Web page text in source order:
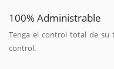
100% Administrable
Tenga el control total de su
control.